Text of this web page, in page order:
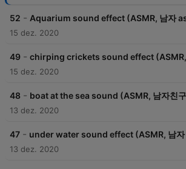
52 - Aquarium sound effect (ASMR, 남자
15 dez. 2020
49 - chirping crickets sound effect (ASMR,
15 dez. 2020
48 - boat at the sea sound (ASMR, 남자친
13 dez. 2020
47 - under water sound effect (ASMR, 남
13 dez. 2020